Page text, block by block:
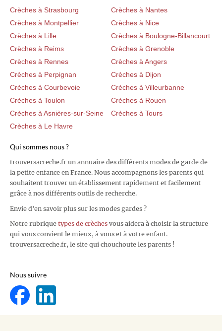
Crèches à Strasbourg
Crèches à Nantes
Crèches à Montpellier
Crèches à Nice
Crèches à Lille
Crèches à Boulogne-Billancourt
Crèches à Reims
Crèches à Grenoble
Crèches à Rennes
Crèches à Angers
Crèches à Perpignan
Crèches à Dijon
Crèches à Courbevoie
Crèches à Villeurbanne
Crèches à Toulon
Crèches à Rouen
Crèches à Asnières-sur-Seine
Crèches à Tours
Crèches à Le Havre
Qui sommes nous ?
trouversacreche.fr un annuaire des différents modes de garde de
la petite enfance en France. Nous accompagnons les parents qui
souhaitent trouver un établissement rapidement et facilement
grâce à nos différents outils de recherche.
Envie d'en savoir plus sur les modes gardes ?
Notre rubrique types de crèches vous aidera à choisir la structure
qui vous convient le mieux, à vous et à votre enfant.
trouversacreche.fr, le site qui chouchoute les parents !
Nous suivre